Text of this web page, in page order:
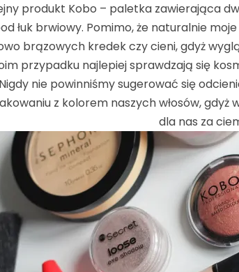
produkt Kobo – paletka zawierająca
łuk brwiowy. Pomimo, że naturalnie
brązowych kredek czy cieni, gdyż
przypadku najlepiej sprawdzają się
Nigdy nie powinniśmy sugerować się
z kolorem naszych włosów, gdyż
dla nas za